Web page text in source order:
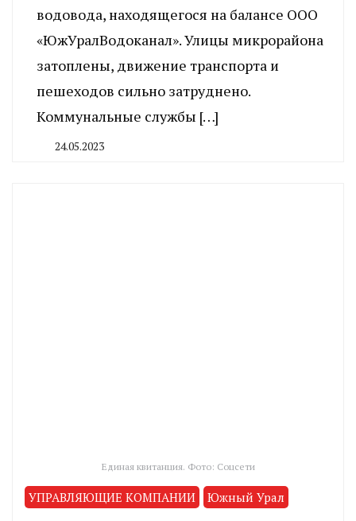
водовода, находящегося на балансе ООО
«ЮжУралВодоканал». Улицы микрорайона
затоплены, движение транспорта и
пешеходов сильно затруднено.
Коммунальные службы […]
24.05.2023
Единая квитанция. Фото: Соцсети
УПРАВЛЯЮЩИЕ КОМПАНИИ Южный Урал